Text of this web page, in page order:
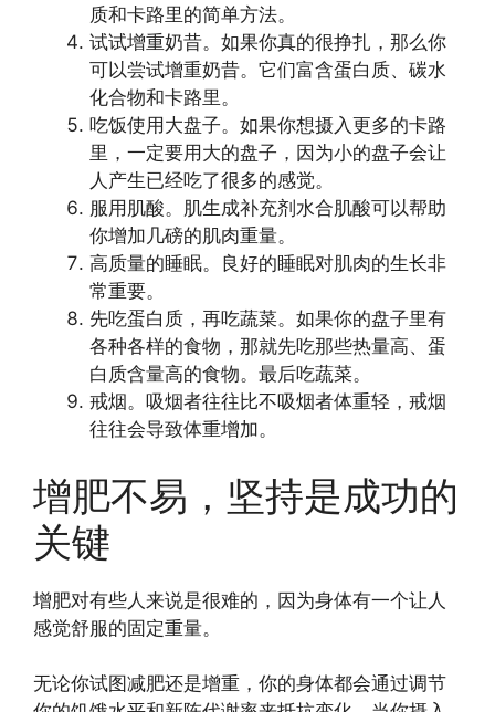
质和卡路里的简单方法。
试试增重奶昔。如果你真的很挣扎，那么你
可以尝试增重奶昔。它们富含蛋白质、碳水
化合物和卡路里。
吃饭使用大盘子。如果你想摄入更多的卡路
里，一定要用大的盘子，因为小的盘子会让
人产生已经吃了很多的感觉。
服用肌酸。肌生成补充剂水合肌酸可以帮助
你增加几磅的肌肉重量。
高质量的睡眠。良好的睡眠对肌肉的生长非
常重要。
先吃蛋白质，再吃蔬菜。如果你的盘子里有
各种各样的食物，那就先吃那些热量高、蛋
白质含量高的食物。最后吃蔬菜。
戒烟。吸烟者往往比不吸烟者体重轻，戒烟
往往会导致体重增加。
增肥不易，坚持是成功的
关键
增肥对有些人来说是很难的，因为身体有一个让人
感觉舒服的固定重量。
无论你试图减肥还是增重，你的身体都会通过调节